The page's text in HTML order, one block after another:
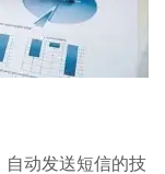
自动发送短信的技